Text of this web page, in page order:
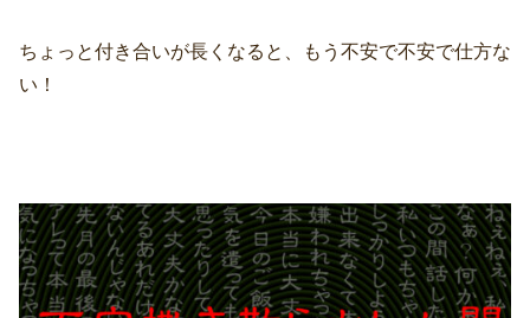
ちょっと付き合いが長くなると、もう不安で不安で仕方な
い！